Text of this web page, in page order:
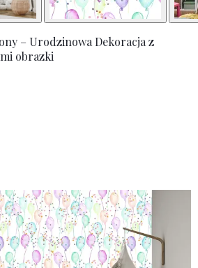
– Urodzinowa Dekoracja z
obrazki